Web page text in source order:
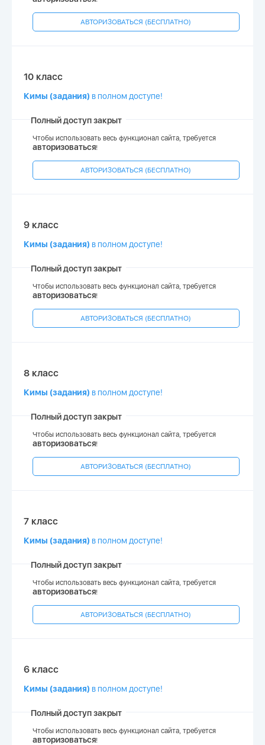
АВТОРИЗОВАТЬСЯ (БЕСПЛАТНО)
10 класс
Кимы (задания) в полном доступе!
Полный доступ закрыт
Чтобы использовать весь функционал сайта, требуется
авторизоваться!
АВТОРИЗОВАТЬСЯ (БЕСПЛАТНО)
9 класс
Кимы (задания) в полном доступе!
Полный доступ закрыт
Чтобы использовать весь функционал сайта, требуется
авторизоваться!
АВТОРИЗОВАТЬСЯ (БЕСПЛАТНО)
8 класс
Кимы (задания) в полном доступе!
Полный доступ закрыт
Чтобы использовать весь функционал сайта, требуется
авторизоваться!
АВТОРИЗОВАТЬСЯ (БЕСПЛАТНО)
7 класс
Кимы (задания) в полном доступе!
Полный доступ закрыт
Чтобы использовать весь функционал сайта, требуется
авторизоваться!
АВТОРИЗОВАТЬСЯ (БЕСПЛАТНО)
6 класс
Кимы (задания) в полном доступе!
Полный доступ закрыт
Чтобы использовать весь функционал сайта, требуется
авторизоваться!